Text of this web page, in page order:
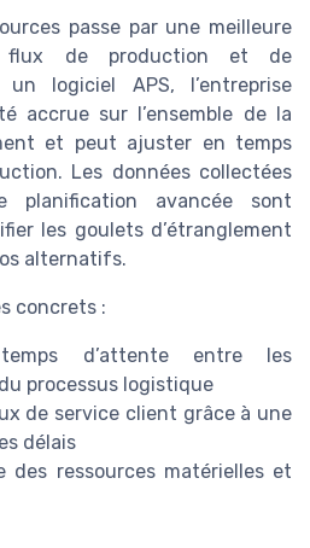
passe par une meilleure
flux de production et de
logiciel APS, l’entreprise
accrue sur l’ensemble de la
et peut ajuster en temps
Les données collectées
planification avancée sont
les goulets d’étranglement
alternatifs.
concrets :
d’attente entre les
processus logistique
de service client grâce à une
délais
des ressources matérielles et